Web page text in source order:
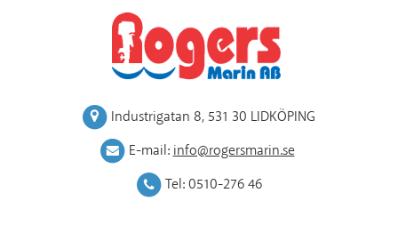
Industrigatan 8, 531 30 LIDKÖPING
E-mail:info@rogersmarin.se
Tel:0510-276 46